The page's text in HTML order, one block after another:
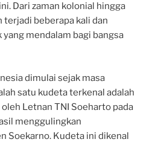
Dari zaman kolonial hingga
terjadi beberapa kali dan
mendalam bagi bangsa
dimulai sejak masa
satu kudeta terkenal adalah
Letnan TNI Soeharto pada
menggulingkan
Soekarno. Kudeta ini dikenal